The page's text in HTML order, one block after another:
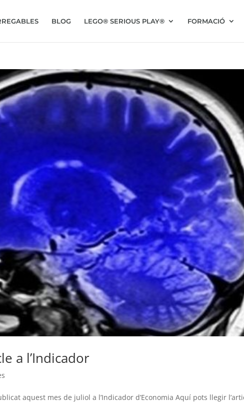
BLOG LEGO® SERIOUS PLAY® FORMACIÓ
a l’Indicador
aquest mes de juliol a l’Indicador d’Economia Aquí pots llegir